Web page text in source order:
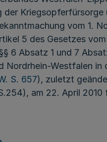
der Kriegsopferfürsorge
vom 1.
5 des Gesetzes
6 Absatz 1 und 7
Westfalen in
S. 657), zuletzt
am 22. April 2010